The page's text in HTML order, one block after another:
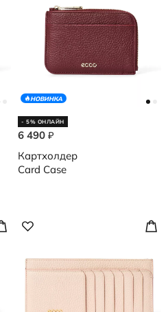
НОВИНКА
- 5% ОНЛАЙН
6 490 ₽
Картхолдер
Card Case